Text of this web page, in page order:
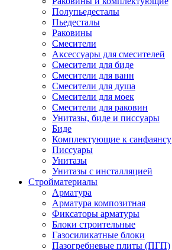
Полупьедесталы
Пьедесталы
Раковины
Смесители
Аксессуары для смесителей
Смесители для биде
Смесители для ванн
Смесители для душа
Смесители для моек
Смесители для раковин
Унитазы, биде и писсуары
Биде
Комплектующие к санфаянсу
Писсуары
Унитазы
Унитазы с инсталляцией
Стройматериалы
Арматура
Арматура композитная
Фиксаторы арматуры
Блоки строительные
Газосиликатные блоки
Пазогребневые плиты (ПГП)